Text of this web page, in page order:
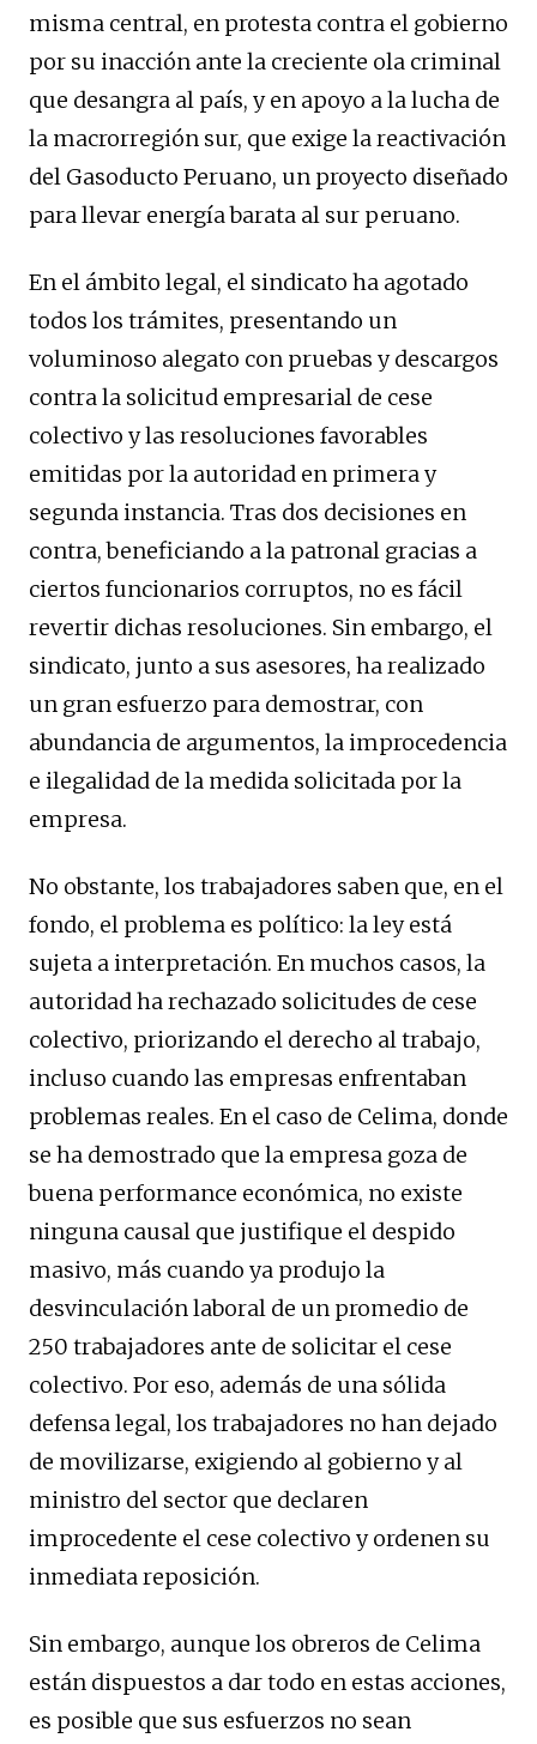
misma central, en protesta contra el gobierno
por su inacción ante la creciente ola criminal
que desangra al país, y en apoyo a la lucha de
la macrorregión sur, que exige la reactivación
del Gasoducto Peruano, un proyecto diseñado
para llevar energía barata al sur peruano.
En el ámbito legal, el sindicato ha agotado
todos los trámites, presentando un
voluminoso alegato con pruebas y descargos
contra la solicitud empresarial de cese
colectivo y las resoluciones favorables
emitidas por la autoridad en primera y
segunda instancia. Tras dos decisiones en
contra, beneficiando a la patronal gracias a
ciertos funcionarios corruptos, no es fácil
revertir dichas resoluciones. Sin embargo, el
sindicato, junto a sus asesores, ha realizado
un gran esfuerzo para demostrar, con
abundancia de argumentos, la improcedencia
e ilegalidad de la medida solicitada por la
empresa.
No obstante, los trabajadores saben que, en el
fondo, el problema es político: la ley está
sujeta a interpretación. En muchos casos, la
autoridad ha rechazado solicitudes de cese
colectivo, priorizando el derecho al trabajo,
incluso cuando las empresas enfrentaban
problemas reales. En el caso de Celima, donde
se ha demostrado que la empresa goza de
buena performance económica, no existe
ninguna causal que justifique el despido
masivo, más cuando ya produjo la
desvinculación laboral de un promedio de
250 trabajadores ante de solicitar el cese
colectivo. Por eso, además de una sólida
defensa legal, los trabajadores no han dejado
de movilizarse, exigiendo al gobierno y al
ministro del sector que declaren
improcedente el cese colectivo y ordenen su
inmediata reposición.
Sin embargo, aunque los obreros de Celima
están dispuestos a dar todo en estas acciones,
es posible que sus esfuerzos no sean